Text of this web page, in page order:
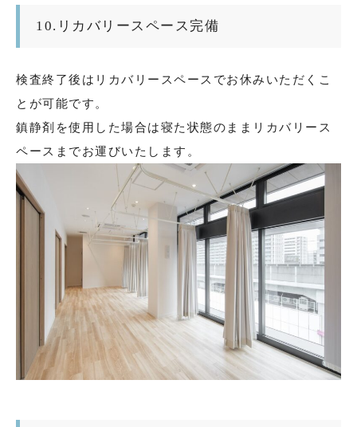
10.リカバリースペース完備
検査終了後はリカバリースペースでお休みいただくこ
とが可能です。
鎮静剤を使用した場合は寝た状態のままリカバリース
ペースまでお運びいたします。